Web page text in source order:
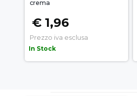
crema
€ 1,96
Prezzo iva esclusa
In Stock